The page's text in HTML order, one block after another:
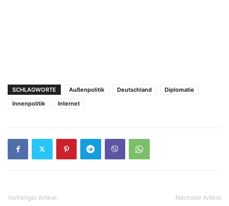
SCHLAGWORTE Außenpolitik Deutschland
Diplomatie
Innenpolitik
Internet
Vorheriger Artikel Nächster Artikel